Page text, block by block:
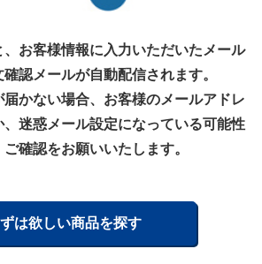
、お客様情報に入力いただいたメール
認メールが自動配信されます。
かない場合、お客様のメールアドレ
、迷惑メール設定になっている可能性
確認をお願いいたします。
は欲しい商品を探す